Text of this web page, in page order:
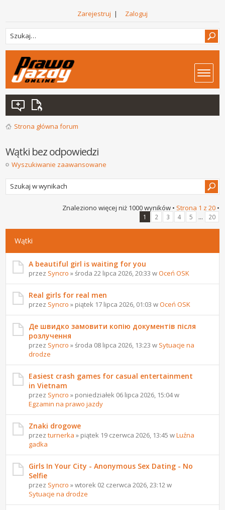
Zarejestruj | Zaloguj
Strona główna forum
Wątki bez odpowiedzi
Wyszukiwanie zaawansowane
Znaleziono więcej niż 1000 wyników • Strona 1 z 20•
1 2 3 4 5 ... 20
Wątki
A beautiful girl is waiting for you
przez Syncro » środa 22 lipca 2026, 20:33 wOceń OSK
Real girls for real men
przez Syncro » piątek 17 lipca 2026, 01:03 wOceń OSK
Де швидко замовити копію документів після
розлучення
przez Syncro » środa 08 lipca 2026, 13:23 w Sytuacje na
drodze
Easiest crash games for casual entertainment
in Vietnam
przez Syncro » poniedziałek 06 lipca 2026, 15:04 w
Egzamin na prawo jazdy
Znaki drogowe
przezturnerka » piątek 19 czerwca 2026, 13:45 wLuźna
gadka
Girls In Your City - Anonymous Sex Dating - No
Selfie
przez Syncro » wtorek 02 czerwca 2026, 23:12 w
Sytuacje na drodze